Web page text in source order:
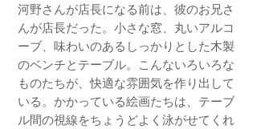
河野さんが店長になる前は、彼のお兄さ
んが店長だった。小さな窓、丸いアルコ
ーブ、味わいのあるしっかりとした木製
のベンチとテーブル。こんないろいろな
ものたちが、快適な雰囲気を作り出して
いる。かかっている絵画たちは、テーブ
ル間の視線をちょうどよく泳がせてくれ